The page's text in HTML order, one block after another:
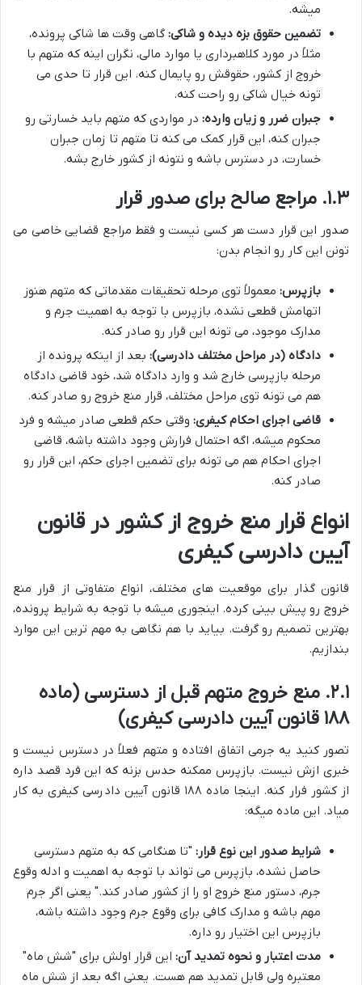
میشه.
تضمین حقوق بزه دیده و شاکی: گاهی وقت ها شاکی پرونده،
مثلاً در مورد کلاهبرداری یا موارد مالی، نگران اینه که متهم با
خروج از کشور، حقوقش رو پایمال کنه. این قرار تا حدی می
تونه خیال شاکی رو راحت کنه.
جبران ضرر و زیان وارده: در مواردی که متهم باید خسارتی رو
جبران کنه، این قرار کمک می کنه تا متهم تا زمان جبران
خسارت، در دسترس باشه و نتونه از کشور خارج بشه.
۱.۳. مراجع صالح برای صدور قرار
صدور این قرار دست هر کسی نیست و فقط مراجع قضایی خاصی می
تونن این کار رو انجام بدن:
بازپرس: معمولاً توی مرحله تحقیقات مقدماتی که متهم هنوز
اتهامش قطعی نشده، بازپرس با توجه به اهمیت جرم و
مدارک موجود، می تونه این قرار رو صادر کنه.
دادگاه (در مراحل مختلف دادرسی): بعد از اینکه پرونده از
مرحله بازپرسی خارج شد و وارد دادگاه شد، خود قاضی دادگاه
هم می تونه توی مراحل مختلف، قرار منع خروج رو صادر کنه.
قاضی اجرای احکام کیفری: وقتی حکم قطعی صادر میشه و فرد
محکوم میشه، اگه احتمال فرارش وجود داشته باشه، قاضی
اجرای احکام هم می تونه برای تضمین اجرای حکم، این قرار رو
صادر کنه.
انواع قرار منع خروج از کشور در قانون
آیین دادرسی کیفری
قانون گذار برای موقعیت های مختلف، انواع متفاوتی از قرار منع
خروج رو پیش بینی کرده. اینجوری میشه با توجه به شرایط پرونده،
بهترین تصمیم رو گرفت. بیاید با هم نگاهی به مهم ترین این موارد
بندازیم.
۲.۱. منع خروج متهم قبل از دسترسی (ماده
۱۸۸ قانون آیین دادرسی کیفری)
تصور کنید یه جرمی اتفاق افتاده و متهم فعلاً در دسترس نیست و
خبری ازش نیست. بازپرس ممکنه حدس بزنه که این فرد قصد داره
از کشور فرار کنه. اینجا ماده ۱۸۸ قانون آیین دادرسی کیفری به کار
میاد. این ماده میگه:
شرایط صدور این نوع قرار: "تا هنگامی که به متهم دسترسی
حاصل نشده، بازپرس می تواند با توجه به اهمیت و ادله وقوع
جرم، دستور منع خروج او را از کشور صادر کند." یعنی اگر جرم
مهم باشه و مدارک کافی برای وقوع جرم وجود داشته باشه،
بازپرس این اختیار رو داره.
مدت اعتبار و نحوه تمدید آن: این قرار اولش برای "شش ماه"
معتبره ولی قابل تمدید هم هست. یعنی اگه بعد از شش ماه